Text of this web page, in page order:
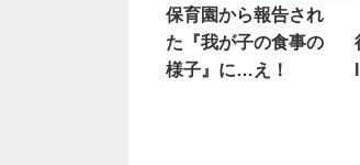
保育園から報告され
た『我が子の食事の
様子』に…え！